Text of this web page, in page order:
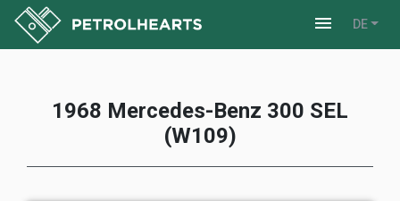
Toggle
menu DE
1968 Mercedes-Benz 300 SEL
(W109)